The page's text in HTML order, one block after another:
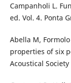
Campanholi L.
ed. Vol. 4. Ponta
Abella M,
properties of six
Acoustical